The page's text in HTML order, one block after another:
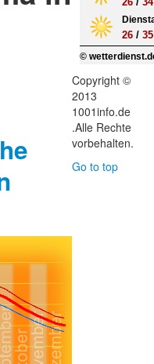
26 /35
©
Copyright ©
2013
1001info.de
.Alle Rechte
vorbehalten.
Go to top